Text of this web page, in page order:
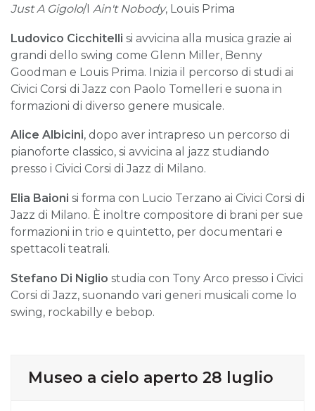
Just A Gigolo/I Ain't Nobody, Louis Prima
Ludovico Cicchitelli si avvicina alla musica grazie ai
grandi dello swing come Glenn Miller, Benny
Goodman e Louis Prima. Inizia il percorso di studi ai
Civici Corsi di Jazz con Paolo Tomelleri e suona in
formazioni di diverso genere musicale.
Alice Albicini, dopo aver intrapreso un percorso di
pianoforte classico, si avvicina al jazz studiando
presso i Civici Corsi di Jazz di Milano.
Elia Baioni si forma con Lucio Terzano ai Civici Corsi di
Jazz di Milano. È inoltre compositore di brani per sue
formazioni in trio e quintetto, per documentari e
spettacoli teatrali.
Stefano Di Niglio studia con Tony Arco presso i Civici
Corsi di Jazz, suonando vari generi musicali come lo
swing, rockabilly e bebop.
Museo a cielo aperto 28 luglio